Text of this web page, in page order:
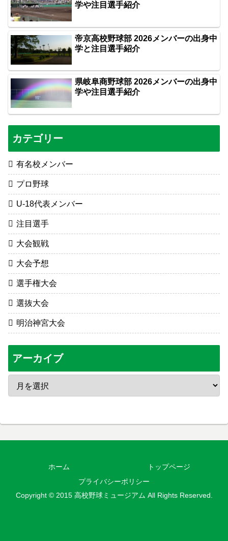
学や注目選手紹介
帝京高校野球部 2026メンバーの出身中
学と注目選手紹介
県岐阜商野球部 2026メンバーの出身中
学や注目選手紹介
カテゴリー
有名校メンバー
プロ野球
U-18代表メンバー
注目選手
大会観戦
大会予想
選手権大会
選抜大会
明治神宮大会
アーカイブ
ホーム
トップページ
プライバシーポリシー
Copyright © 2015 高校野球ミュージアム All Rights Reserved.